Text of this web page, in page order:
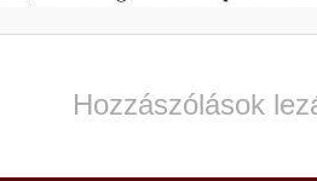
Hozzászólások